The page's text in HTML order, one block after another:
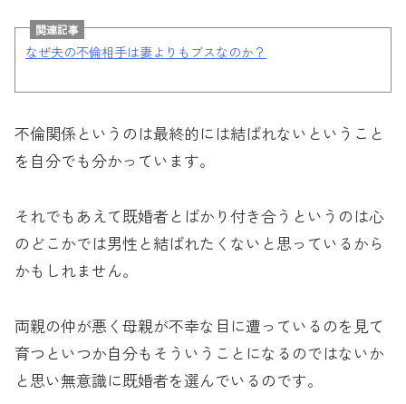
関連記事
なぜ夫の不倫相手は妻よりもブスなのか？
不倫関係というのは最終的には結ばれないということ
を自分でも分かっています。
それでもあえて既婚者とばかり付き合うというのは心
のどこかでは男性と結ばれたくないと思っているから
かもしれません。
両親の仲が悪く母親が不幸な目に遭っているのを見て
育つといつか自分もそういうことになるのではないか
と思い無意識に既婚者を選んでいるのです。